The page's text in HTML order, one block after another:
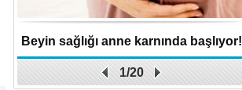
Beyin sağlığı anne karnında başlıyor!
1/20